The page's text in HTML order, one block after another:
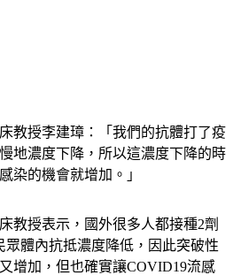
教授李建璋：「我們的抗體打了疫
地濃度下降，所以這濃度下降的時
教授表示，國外很多人都接種2劑
體內抗抵濃度降低，因此突破性